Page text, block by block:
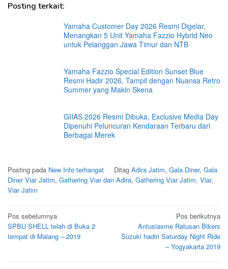
Posting terkait:
Yamaha Customer Day 2026 Resmi Digelar,
Menangkan 5 Unit Yamaha Fazzio Hybrid Neo
untuk Pelanggan Jawa Timur dan NTB
Yamaha Fazzio Special Edition Sunset Blue
Resmi Hadir 2026, Tampil dengan Nuansa Retro
Summer yang Makin Skena
GIIAS 2026 Resmi Dibuka, Exclusive Media Day
Dipenuhi Peluncuran Kendaraan Terbaru dari
Berbagai Merek
Posting pada New Info terhangat Ditag Adira Jatim, Gala Diner, Gala
Diner Viar Jatim, Gathering Viar dan Adira, Gathering Viar Jatim, Viar,
Viar Jatim
Navigasi
pos
Pos sebelumnya
SPBU SHELL telah di Buka 2
tempat di Malang – 2019
Pos berikutnya
Antusiasme Ratusan Bikers
Suzuki hadiri Saturday Night Ride
– Yogyakarta 2019